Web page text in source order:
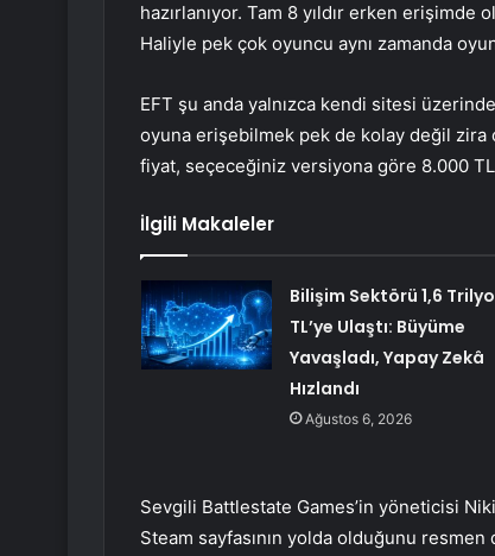
hazırlanıyor. Tam 8 yıldır erken erişimde
Haliyle pek çok oyuncu aynı zamanda
EFT şu anda yalnızca kendi sitesi
oyuna erişebilmek pek de kolay değil zira
fiyat, seçeceğiniz versiyona göre 8.000
İlgili Makaleler
Bilişim Sektörü 1,6
TL’ye Ulaştı: Büyüme
Yavaşladı, Yapay Zekâ
Hızlandı
Ağustos 6, 2026
Sevgili Battlestate Games’in yöneticisi
Steam sayfasının yolda olduğunu